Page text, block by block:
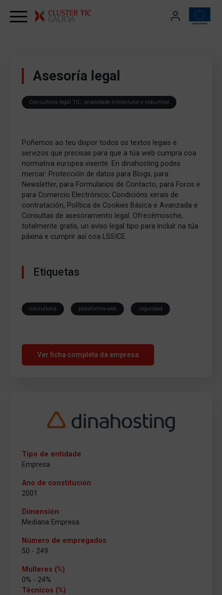
Asesoría legal
Consultoría legal TIC, propiedade intelectural e industrial
Poñemos ao teu dispor todos os textos legais e
servizos que precisas para que a túa web cumpra coa
normativa europea vixente. En dinahosting podes
mercar: Protección de datos para Blogs, para
Newsletter, para Formularios de Contacto, para Foros e
para Comercio Electrónico; Condicións xerais de
contratación, Política de Cookies Básica e Avanzada e
Consultas de asesoramento legal. Ofrecémosche,
totalmente gratis, un aviso legal tipo para incluír na túa
páxina e cumprir así coa LSSICE.
Etiquetas
consultoria plataforma-web seguridad
Ver ficha completa da empresa
Tipo de entidade
Empresa
Ano de constitución
2001
Dimensión
Mediana Empresa
Número de empregados
50 - 249
Mulleres (%)
0% - 24%
Técnicos (%)